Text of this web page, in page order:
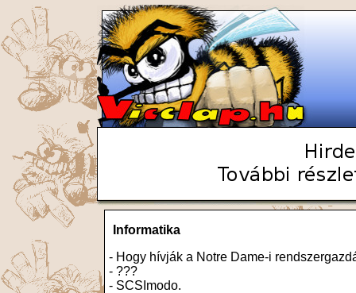
Informatika
- Hogy hívják a Notre Dame-i
- ???
- SCSImodo.